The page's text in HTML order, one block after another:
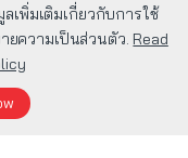
เพิ่มเติมเกี่ยวกับการใช้
ยความเป็นส่วนตัว. Read
7!